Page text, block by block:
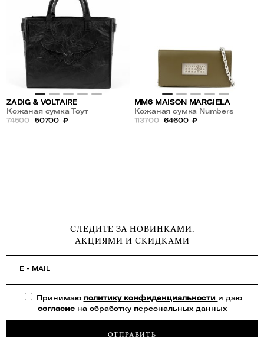
ZADIG & VOLTAIRE
Кожаная сумка Тоут
74500 50700 ₽
MM6 MAISON MARGIELA
Кожаная сумка Numbers
113700 64600 ₽
СЛЕДИТЕ ЗА НОВИНКАМИ,
АКЦИЯМИ И СКИДКАМИ
E - MAIL
Принимаю политику конфиденциальности и даю
согласие на обработку персональных данных
ОТПРАВИТЬ